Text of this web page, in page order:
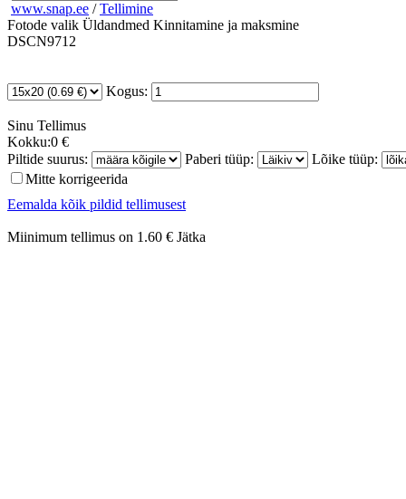
www.snap.ee / Tellimine
Fotode valik Üldandmed Kinnitamine ja maksmine
DSCN9712
Kogus:
Sinu Tellimus
Kokku:0 €
Piltide suurus:
Paberi tüüp:
Lõike tüüp:
Mitte korrigeerida
Eemalda kõik pildid tellimusest
Miinimum tellimus on 1.60 € Jätka